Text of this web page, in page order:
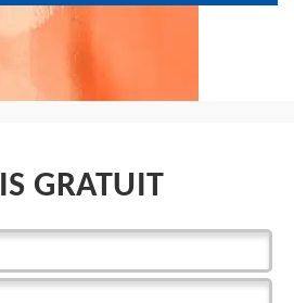
GRATUIT